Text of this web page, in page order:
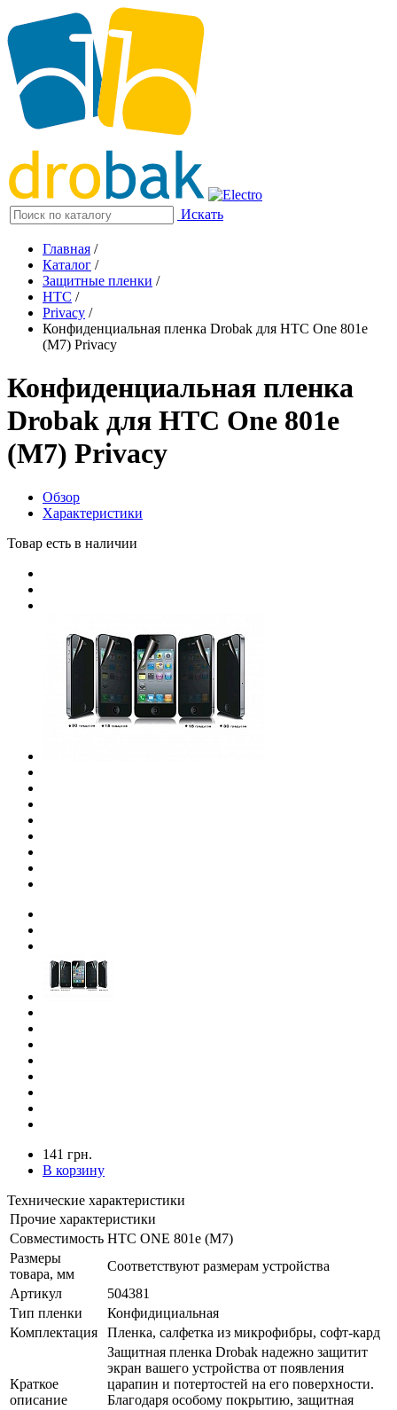
Искать
Главная /
Каталог /
Защитные пленки /
HTC /
Privacy /
Конфиденциальная пленка Drobak для HTC One 801e
(M7) Privacy
Конфиденциальная пленка
Drobak для HTC One 801e
(M7) Privacy
Обзор
Характеристики
Товар есть в наличии
141 грн.
В корзину
Технические характеристики
Прочие характеристики
Совместимость HTC ONE 801e (M7)
Размеры
товара, мм
Соответствуют размерам устройства
Артикул
504381
Тип пленки
Конфидициальная
Комплектация
Пленка, салфетка из микрофибры, софт-кард
Краткое
описание
Защитная пленка Drobak надежно защитит
экран вашего устройства от появления
царапин и потертостей на его поверхности.
Благодаря особому покрытию, защитная